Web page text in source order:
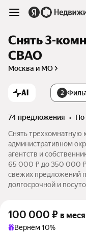
Снять 3-
СВАО
Москва и МО
AI 2
74 предложения •
Снять трехкомнатную
административном
агентств и
65 000 ₽ до 350 000 ₽
свежих предложений
долгосрочной и
100 000 ₽ в
Вернём 10%